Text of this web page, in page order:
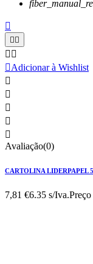


 
Adicionar à Wishlist





Avaliação(0)
CARTOLINA LIDERPAPEL
7,81 €6.35 s/Iva.Preço